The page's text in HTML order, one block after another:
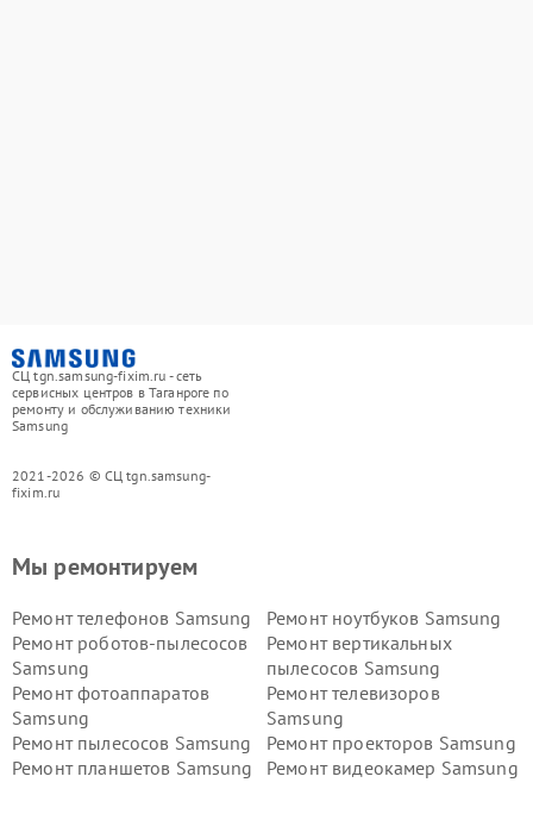
СЦ tgn.samsung-fixim.ru - сеть
сервисных центров в Таганроге по
ремонту и обслуживанию техники
Samsung
2021-2026 © СЦ tgn.samsung-
fixim.ru
Мы ремонтируем
Ремонт телефонов Samsung
Ремонт ноутбуков Samsung
Ремонт роботов-пылесосов
Samsung
Ремонт вертикальных
пылесосов Samsung
Ремонт фотоаппаратов
Samsung
Ремонт телевизоров
Samsung
Ремонт пылесосов Samsung
Ремонт проекторов Samsung
Ремонт планшетов Samsung
Ремонт видеокамер Samsung